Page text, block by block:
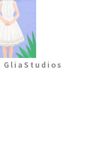
GliaStudios